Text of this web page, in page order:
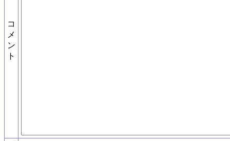
コ
メ
ン
ト